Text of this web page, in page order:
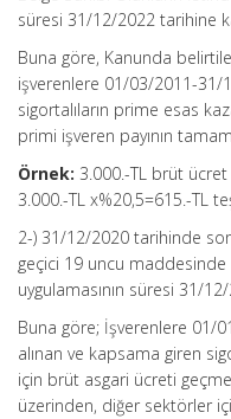
süresi 31/12/2022 tarihine
Buna göre, Kanunda
işverenlere 01/03/2011-31/
sigortalıların prime esas
primi işveren payının
Örnek: 3.000.-TL brüt
3.000.-TL x%20,5=615.-TL
2-) 31/12/2020 tarihinde
geçici 19 uncu maddesinde
uygulamasının süresi 31/
Buna göre; İşverenlere 01/
alınan ve kapsama giren
için brüt asgari ücreti
üzerinden, diğer sektörler